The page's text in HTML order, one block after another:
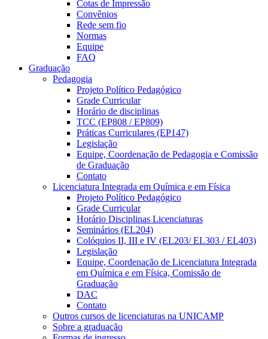
Cotas de Impressão
Convênios
Rede sem fio
Normas
Equipe
FAQ
Graduação
Pedagogia
Projeto Político Pedagógico
Grade Curricular
Horário de disciplinas
TCC (EP808 / EP809)
Práticas Curriculares (EP147)
Legislação
Equipe, Coordenação de Pedagogia e Comissão
de Graduação
Contato
Licenciatura Integrada em Química e em Física
Projeto Político Pedagógico
Grade Curricular
Horário Disciplinas Licenciaturas
Seminários (EL204)
Colóquios II, III e IV (EL203/ EL303 / EL403)
Legislação
Equipe, Coordenação de Licenciatura Integrada
em Química e em Física, Comissão de
Graduação
DAC
Contato
Outros cursos de licenciaturas na UNICAMP
Sobre a graduação